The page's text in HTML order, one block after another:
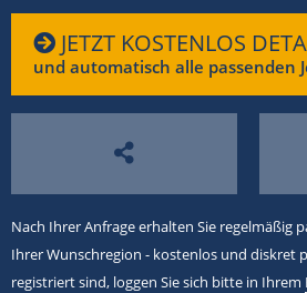
JETZT KOSTENLOS
und automatisch alle passenden
Nach Ihrer Anfrage erhalten Sie regelmäßig
Ihrer Wunschregion - kostenlos und diskret
registriert sind, loggen Sie sich bitte in Ihrem